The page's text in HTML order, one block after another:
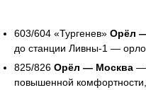
603/604 «Тургенев» Орёл
до станции Ливны-1 —
825/826 Орёл — Москва —
повышенной комфортности,